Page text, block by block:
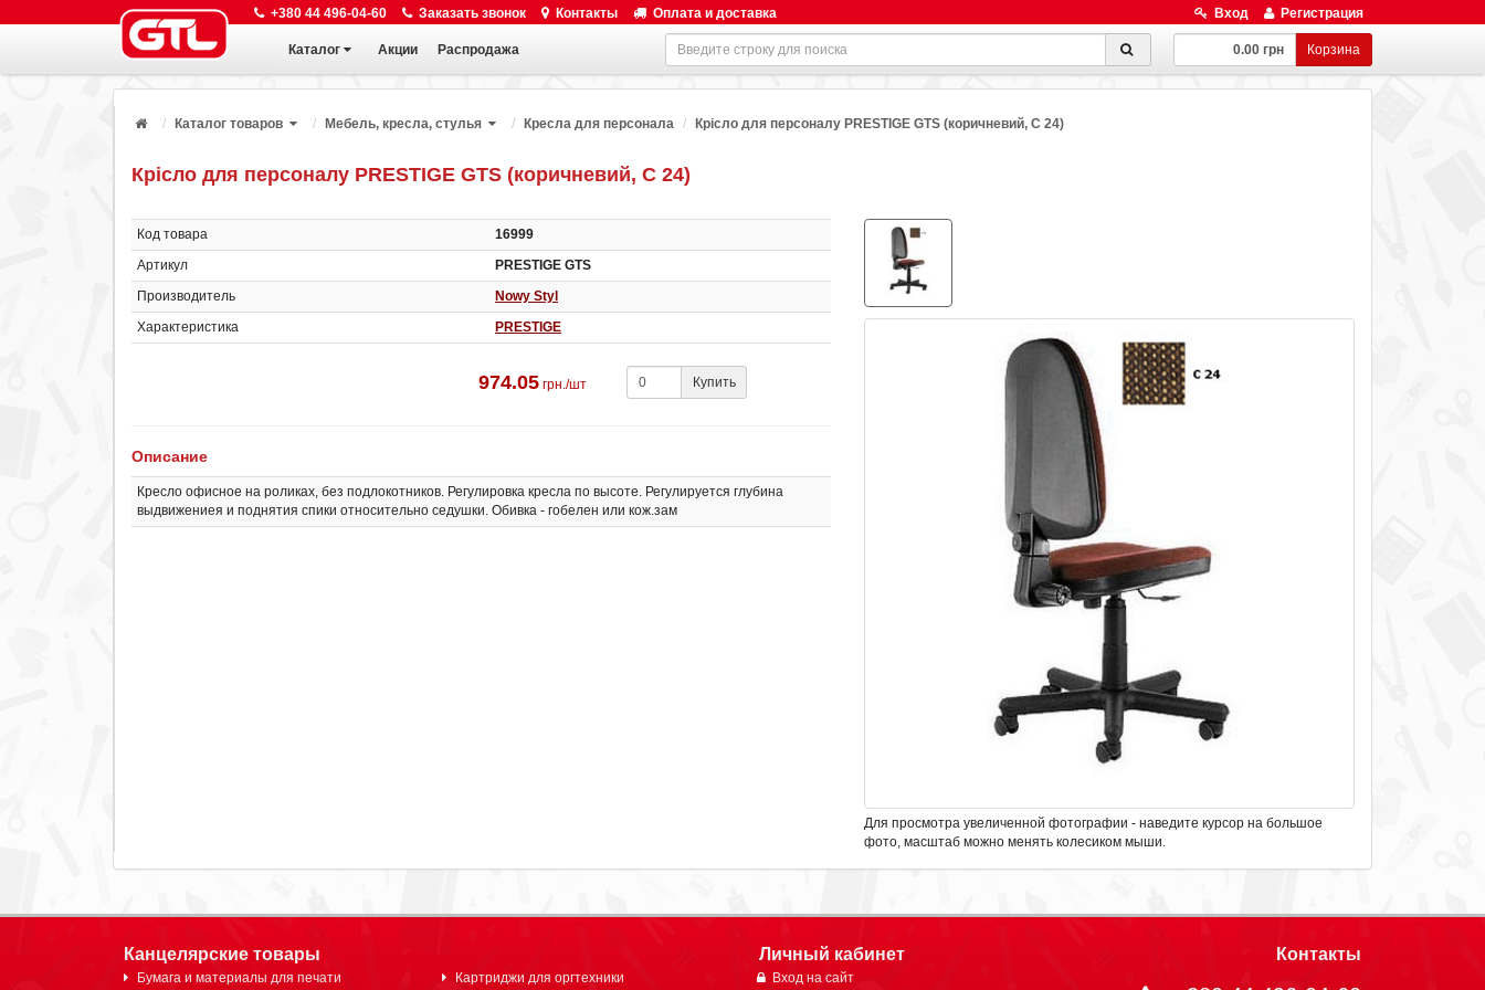
+380 44 496-04-60 Заказать звонок Контакты Оплата и доставка Вход Регистрация
Каталог Акции Распродажа 0.00 грн Корзина
Каталог товаров Мебель, кресла, стулья Кресла для персонала Крісло для персоналу PRESTIGE GTS (коричневий, C 24)
Крісло для персоналу PRESTIGE GTS (коричневий, C 24)
Код товара
16999
Артикул
PRESTIGE GTS
Производитель
Nowy Styl
Характеристика
PRESTIGE
974.05 грн./шт Купить
Описание
Кресло офисное на роликах, без подлокотников. Регулировка кресла по высоте. Регулируется глубина
выдвижениея и поднятия спики относительно седушки. Обивка - гобелен или кож.зам
Для просмотра увеличенной фотографии - наведите курсор на большое
фото, масштаб можно менять колесиком мыши.
Канцелярские товары
Бумага и материалы для печати
Картриджи для оргтехники
Личный кабинет
Вход на сайт
Контакты